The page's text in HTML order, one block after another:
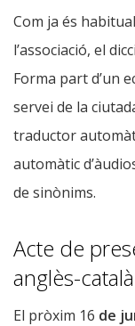
Com ja és
l’associació, el
Forma part d’un
servei de la
traductor
automàtic
de sinònims.
Acte de
anglès-català
El pròxim 16 de